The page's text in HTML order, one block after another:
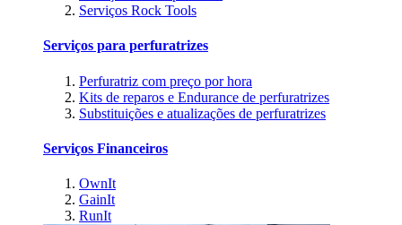
Serviços Rock Tools
Serviços para perfuratrizes
Perfuratriz com preço por hora
Kits de reparos e Endurance de perfuratrizes
Substituições e atualizações de perfuratrizes
Serviços Financeiros
OwnIt
GainIt
RunIt